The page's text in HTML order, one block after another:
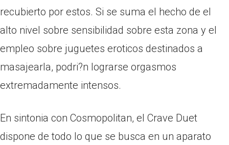
recubierto por estos. Si se suma el hecho de el
alto nivel sobre sensibilidad sobre esta zona y el
empleo sobre juguetes eroticos destinados a
masajearla, podri?n lograrse orgasmos
extremadamente intensos.
En sintonia con Cosmopolitan, el Crave Duet
dispone de todo lo que se busca en un aparato